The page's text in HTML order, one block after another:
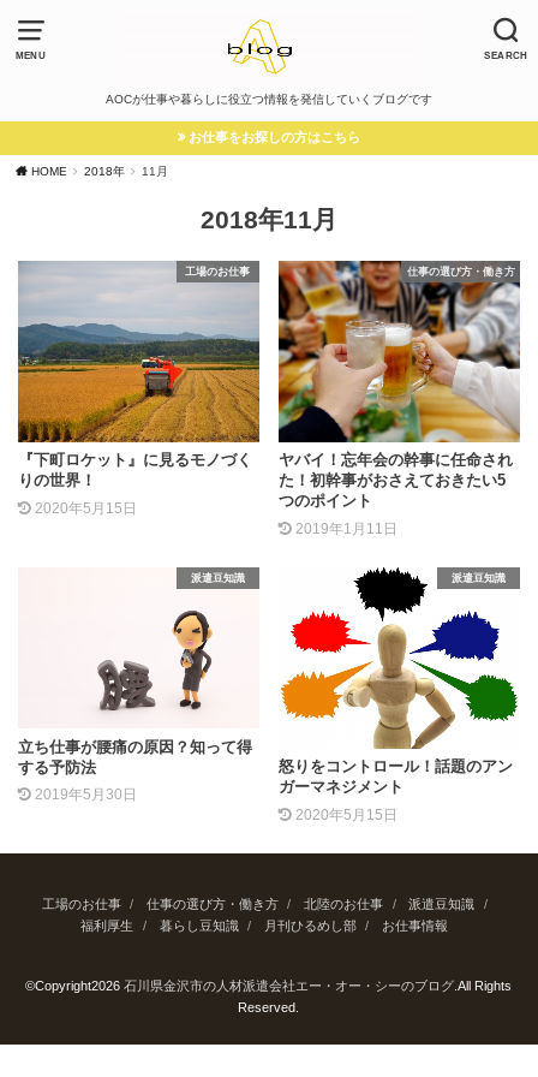
MENU SEARCH
AOCが仕事や暮らしに役立つ情報を発信していくブログです
お仕事をお探しの方はこちら
HOME 2018年 11月
2018年11月
工場のお仕事
『下町ロケット』に見るモノづく
りの世界！
2020年5月15日
仕事の選び方・働き方
ヤバイ！忘年会の幹事に任命され
た！初幹事がおさえておきたい5
つのポイント
2019年1月11日
派遣豆知識
立ち仕事が腰痛の原因？知って得
する予防法
2019年5月30日
派遣豆知識
怒りをコントロール！話題のアン
ガーマネジメント
2020年5月15日
工場のお仕事 仕事の選び方・働き方 北陸のお仕事
派遣豆知識
福利厚生
暮らし豆知識 月刊ひるめし部 お仕事情報
©Copyright2026石川県金沢市の人材派遣会社エー・オー・シーのブログ.All Rights
Reserved.